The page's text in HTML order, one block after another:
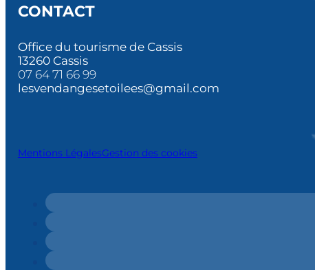
CONTACT
Office du tourisme de Cassis
13260 Cassis
07 64 71 66 99
lesvendangesetoilees@gmail.com
Mentions LégalesGestion des cookies